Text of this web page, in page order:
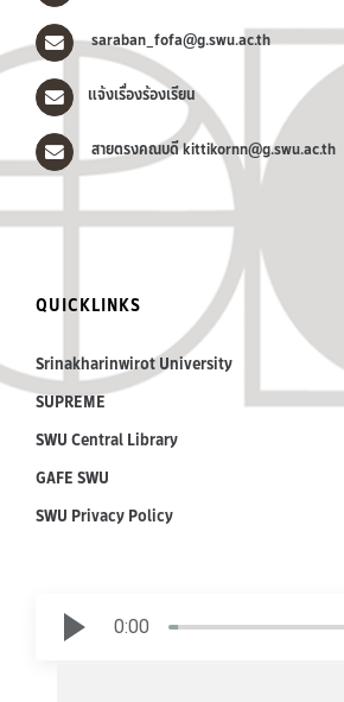
saraban_fofa@g.swu.ac.th
แจ้งเรื่องร้องเรียน
สายตรงคณบดี kittikornn@g.swu.ac.th
QUICKLINKS
Srinakharinwirot University
SUPREME
SWU Central Library
GAFE SWU
SWU Privacy Policy
0:00